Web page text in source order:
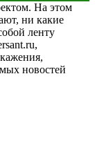
На этом
ни какие
ленту
новостей